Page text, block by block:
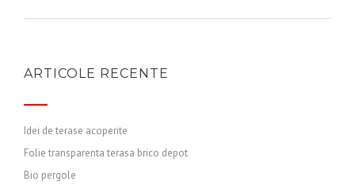
ARTICOLE RECENTE
Idei de terase acoperite
Folie transparenta terasa brico depot
Bio pergole